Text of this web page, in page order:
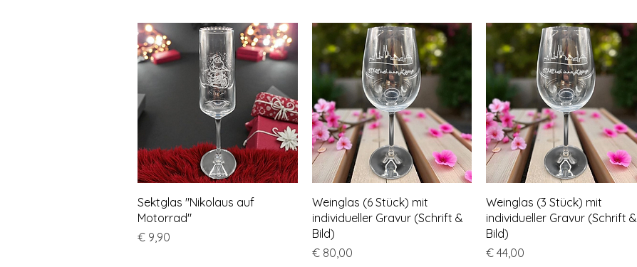
Schnellansicht
Sektglas "Nikolaus auf
Motorrad"
Preis
€ 9,90
Schnellansicht
Weinglas (6 Stück) mit
individueller Gravur (Schrift &
Bild)
Preis
€ 80,00
Schnellansicht
Weinglas (3 Stück) mit
individueller Gravur (Schrift &
Bild)
Preis
€ 44,00